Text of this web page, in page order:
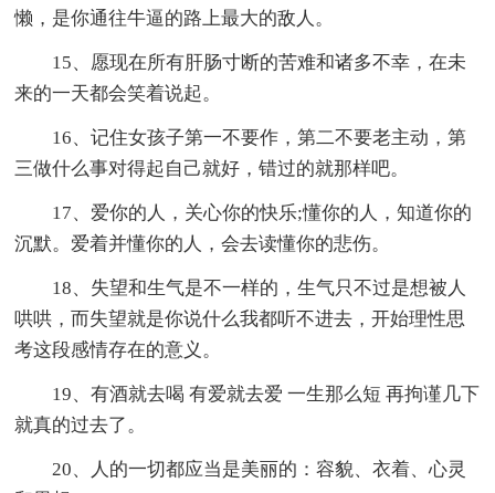
懒，是你通往牛逼的路上最大的敌人。
15、愿现在所有肝肠寸断的苦难和诸多不幸，在未
来的一天都会笑着说起。
16、记住女孩子第一不要作，第二不要老主动，第
三做什么事对得起自己就好，错过的就那样吧。
17、爱你的人，关心你的快乐;懂你的人，知道你的
沉默。爱着并懂你的人，会去读懂你的悲伤。
18、失望和生气是不一样的，生气只不过是想被人
哄哄，而失望就是你说什么我都听不进去，开始理性思
考这段感情存在的意义。
19、有酒就去喝 有爱就去爱 一生那么短 再拘谨几下
就真的过去了。
20、人的一切都应当是美丽的：容貌、衣着、心灵